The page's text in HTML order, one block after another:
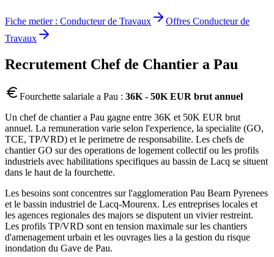
Fiche metier : Conducteur de Travaux Offres Conducteur de
Travaux
Recrutement Chef de Chantier a Pau
Fourchette salariale a Pau : 36K - 50K EUR brut annuel
Un chef de chantier a Pau gagne entre 36K et 50K EUR brut
annuel. La remuneration varie selon l'experience, la specialite (GO,
TCE, TP/VRD) et le perimetre de responsabilite. Les chefs de
chantier GO sur des operations de logement collectif ou les profils
industriels avec habilitations specifiques au bassin de Lacq se situent
dans le haut de la fourchette.
Les besoins sont concentres sur l'agglomeration Pau Bearn Pyrenees
et le bassin industriel de Lacq-Mourenx. Les entreprises locales et
les agences regionales des majors se disputent un vivier restreint.
Les profils TP/VRD sont en tension maximale sur les chantiers
d'amenagement urbain et les ouvrages lies a la gestion du risque
inondation du Gave de Pau.